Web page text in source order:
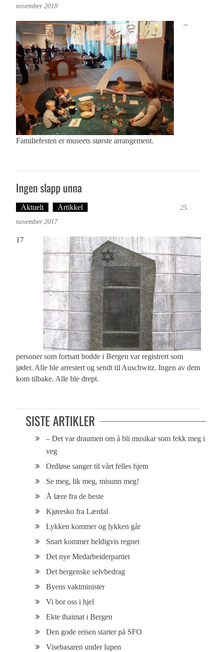
november 2018
–
Familiefesten er museets største arrangement.
Ingen slapp unna
Aktuelt Artikkel
25.
november 2017
17
personer som fortsatt bodde i Bergen var registrert som
jøder. Alle ble arrestert og sendt til Auschwitz. Ingen av dem
kom tilbake. Alle ble drept.
SISTE ARTIKLER
– Det var draumen om å bli musikar som fekk meg i
veg
Ordløse sanger til vårt felles hjem
Se meg, lik meg, misunn meg!
Å lære fra de beste
Kjøresko fra Lærdal
Lykken kommer og lykken går
Snart kommer heldigvis regnet
Det nye Medarbeiderpartiet
Det bergenske selvbedrag
Byens vaktminister
Vi bor oss i hjel
Ekte thaimat i Bergen
Den gode reisen starter på SFO
Visebasaren under lupen